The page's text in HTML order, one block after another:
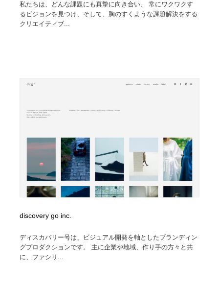
私たちは、どんな課題にも真摯に向き合い、 常にワクワクす
るビジョンを見つけ、そして、胸のすくような課題解決をする
クリエイティブ...
discovery go inc.
ディスカバリー号は、ビジュアル開発を軸としたブランディン
グプロダクションです。 主に企業や地域、作り手の方々と共
に、ファシリ...